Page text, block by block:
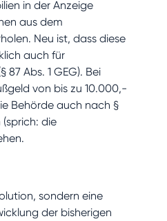
in der Anzeige
aus dem
Neu ist, dass diese
auch für
87 Abs. 1 GEG). Bei
von bis zu 10.000,-
Behörde auch nach §
die
sondern eine
der bisherigen